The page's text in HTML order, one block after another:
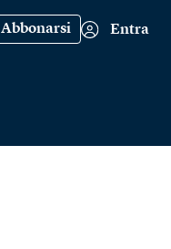
Abbonarsi Entra